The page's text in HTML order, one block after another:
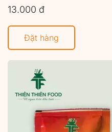
13.000 đ
Đặt hàng